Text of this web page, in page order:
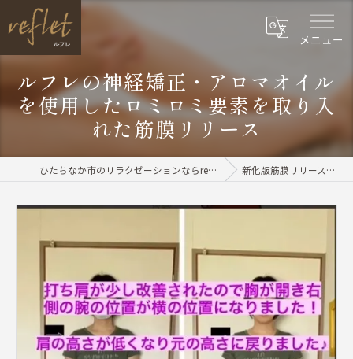
メニュー
ルフレの神経矯正・アロマオイル
を使用したロミロミ要素を取り入
れた筋膜リリース
ひたちなか市のリラクゼーションならreflet（ルフレ） 新化版筋膜リリースメニュー